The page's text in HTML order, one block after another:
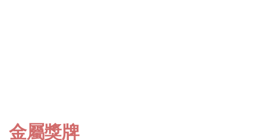
金屬獎牌